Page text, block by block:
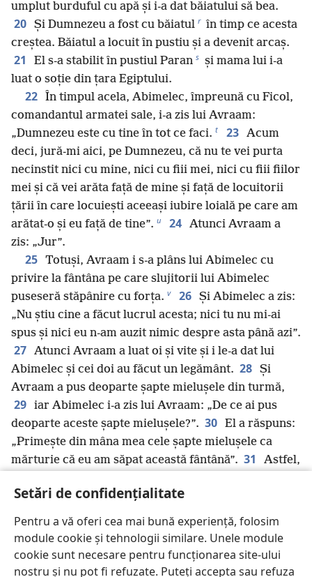
Setări de confidențialitate
Pentru a vă oferi cea mai bună experiență, folosim
module cookie și tehnologii similare. Unele module
cookie sunt necesare pentru funcționarea site-ului
nostru și nu pot fi refuzate. Puteți accepta sau refuza
umplut burduful cu apă și i-a dat băiatului să bea.
20 Și Dumnezeu a fost cu băiatul r în timp ce acesta
creștea. Băiatul a locuit în pustiu și a devenit arcaș.
21 El s-a stabilit în pustiul Paran s și mama lui i-a
luat o soție din țara Egiptului.
22 În timpul acela, Abimelec, împreună cu Ficol,
comandantul armatei sale, i-a zis lui Avraam:
„Dumnezeu este cu tine în tot ce faci. t 23 Acum
deci, jură-mi aici, pe Dumnezeu, că nu te vei purta
necinstit nici cu mine, nici cu fiii mei, nici cu fiii fiilor
mei și că vei arăta față de mine și față de locuitorii
țării în care locuiești aceeași iubire loială pe care am
arătat-o și eu față de tine”. u 24 Atunci Avraam a
zis: „Jur”.
25 Totuși, Avraam i s-a plâns lui Abimelec cu
privire la fântâna pe care slujitorii lui Abimelec
puseseră stăpânire cu forța. v 26 Și Abimelec a zis:
„Nu știu cine a făcut lucrul acesta; nici tu nu mi-ai
spus și nici eu n-am auzit nimic despre asta până azi”.
27 Atunci Avraam a luat oi și vite și i le-a dat lui
Abimelec și cei doi au făcut un legământ. 28 Și
Avraam a pus deoparte șapte mielușele din turmă,
29 iar Abimelec i-a zis lui Avraam: „De ce ai pus
deoparte aceste șapte mielușele?”. 30 El a răspuns:
„Primește din mâna mea cele șapte mielușele ca
mărturie că eu am săpat această fântână”. 31
Astfel,
w
făcut amândoi un jurământ. 32
legământ
la Beer-Șeba, apoi Abimelec împreună cu
Ficol, comandantul armatei sale, s-au întors în țara
filistenilor.
33 După aceea, Avraam a plantat o
tamariscă la Beer-Șeba și a chemat acolo numele lui